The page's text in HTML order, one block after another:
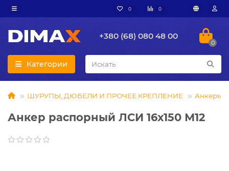
0 0
+380 (68) 080 48 00
0
Категории
ШУРУПЫ, ДЮБЕЛИ И ПРОЧЕЕ КРЕПЛЕНИЕ Анкеры
Анкер распорный ЛСИ 16х150 М12